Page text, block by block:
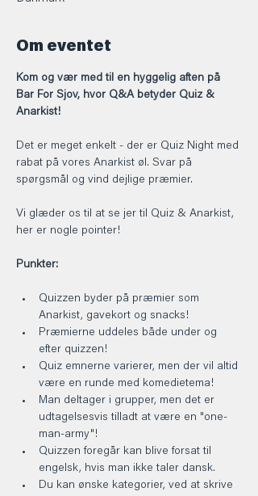
Om eventet
Kom og vær med til en hyggelig aften på
Bar For Sjov, hvor Q&A betyder Quiz &
Anarkist!
Det er meget enkelt - der er Quiz Night med
rabat på vores Anarkist øl. Svar på
spørgsmål og vind dejlige præmier.
Vi glæder os til at se jer til Quiz & Anarkist,
her er nogle pointer!
Punkter:
Quizzen byder på præmier som
Anarkist, gavekort og snacks!
Præmierne uddeles både under og
efter quizzen!
Quiz emnerne varierer, men der vil altid
være en runde med komedietema!
Man deltager i grupper, men det er
udtagelsesvis tilladt at være en "one-
man-army"!
Quizzen foregår kan blive forsat til
engelsk, hvis man ikke taler dansk.
Du kan ønske kategorier, ved at skrive